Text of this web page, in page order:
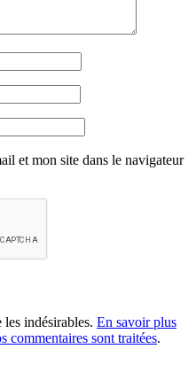
et mon site dans le navigateur
indésirables. En savoir plus
commentaires sont traitées.